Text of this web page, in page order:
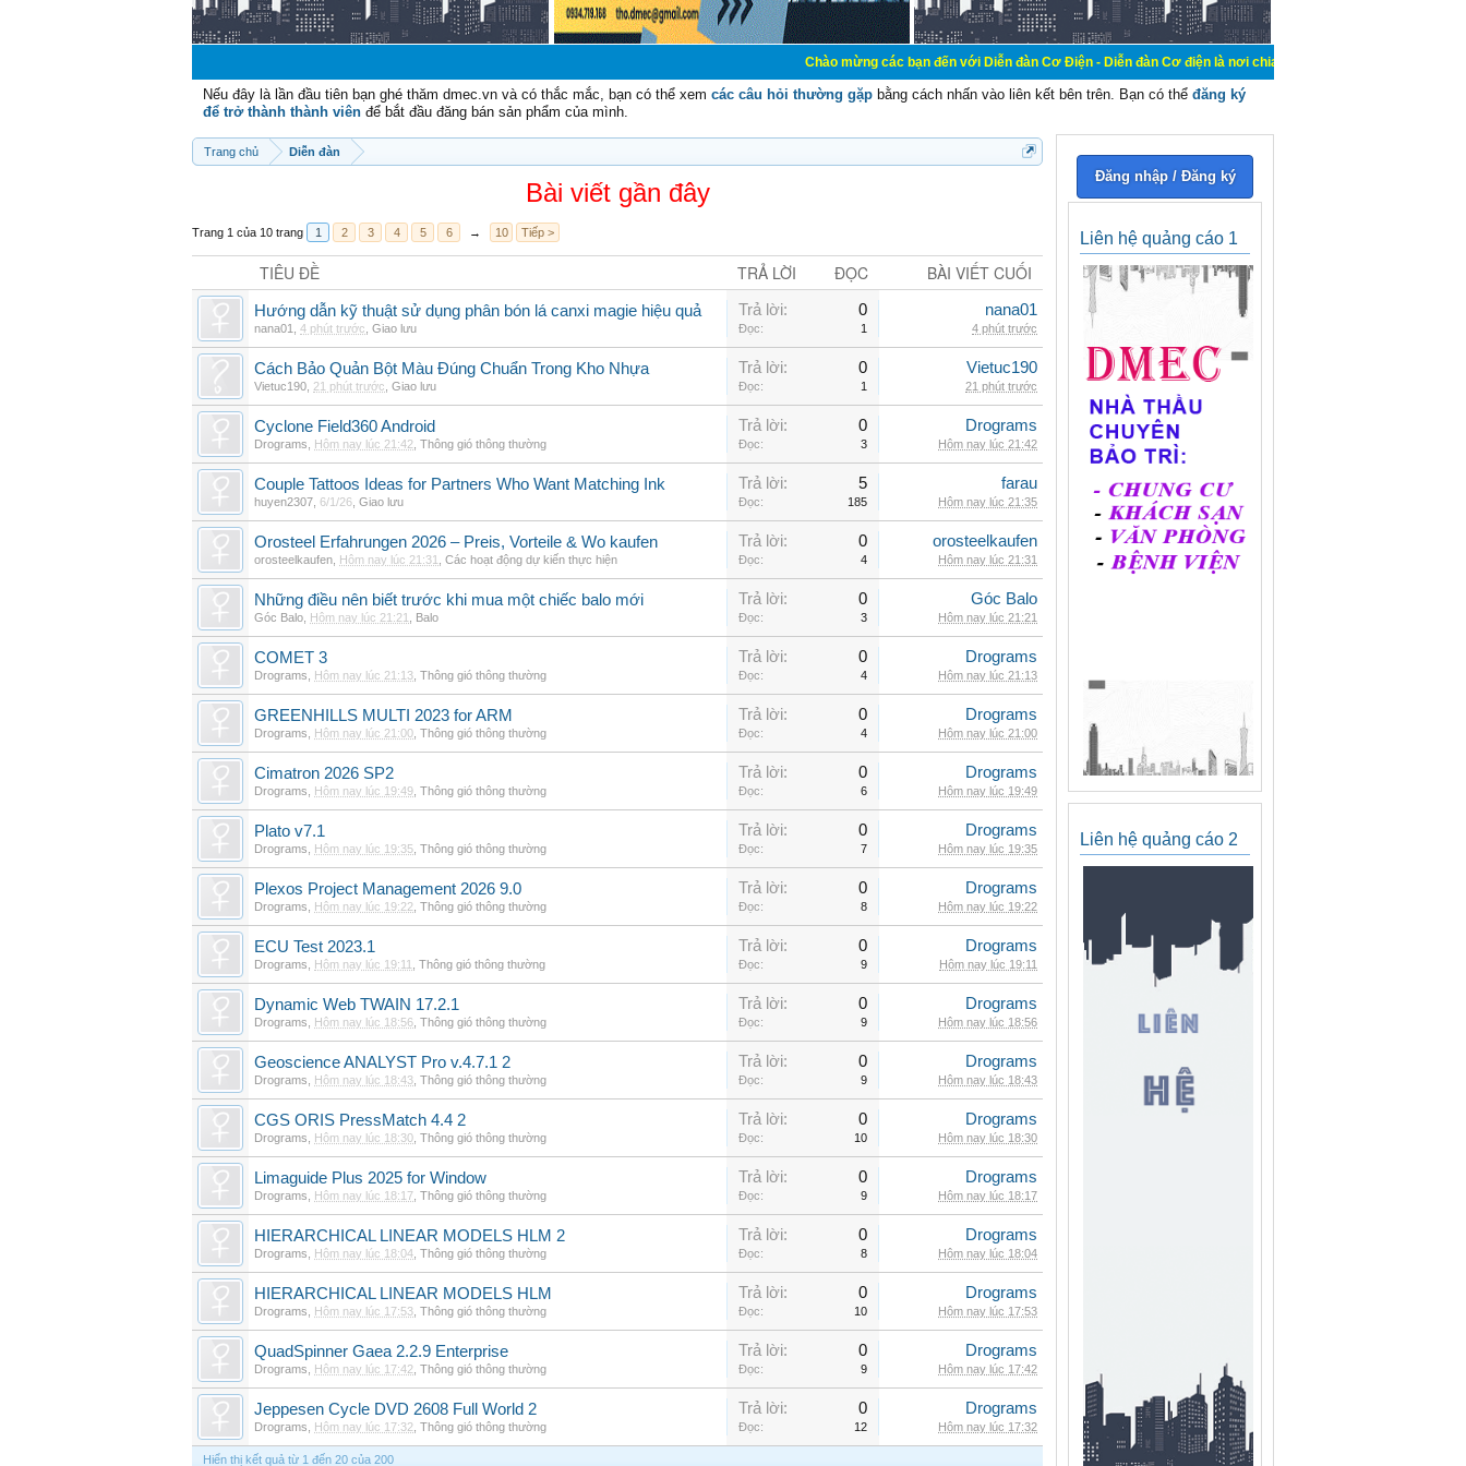
Chào mừng các bạn đến với Diễn đàn Cơ Điện - Diễn đàn Cơ điện là nơi chia sẽ kiến thức kinh nghiệm trong lãnh
Nếu đây là lần đầu tiên bạn ghé thăm dmec.vn và có thắc mắc, bạn có thể xem các câu hỏi thường gặp bằng cách nhấn vào liên kết bên trên. Bạn có thể đăng ký
để trở thành thành viên để bắt đầu đăng bán sản phẩm của mình.
Trang chủ Diễn đàn
Bài viết gần đây
Trang 1 của 10 trang 1 2 3 4 5 6 → 10 Tiếp >
TIÊU ĐỀ TRẢ LỜI ĐỌC BÀI VIẾT CUỐI
Hướng dẫn kỹ thuật sử dụng phân bón lá canxi magie hiệu quả
nana01 4 phút trước Giao lưu
Trả lời: 0
Đọc: 1
nana01
4 phút trước
Cách Bảo Quản Bột Màu Đúng Chuẩn Trong Kho Nhựa
Vietuc190 21 phút trước Giao lưu
Trả lời: 0
Đọc: 1
Vietuc190
21 phút trước
Cyclone Field360 Android
Drograms Hôm nay lúc 21:42 Thông gió thông thường
Trả lời: 0
Đọc: 3
Drograms
Hôm nay lúc 21:42
Couple Tattoos Ideas for Partners Who Want Matching Ink
huyen2307 6/1/26 Giao lưu
Trả lời: 5
Đọc: 185
farau
Hôm nay lúc 21:35
Orosteel Erfahrungen 2026 – Preis, Vorteile & Wo kaufen
orosteelkaufen Hôm nay lúc 21:31 Các hoạt động dự kiến thực hiện
Trả lời: 0
Đọc: 4
orosteelkaufen
Hôm nay lúc 21:31
Những điều nên biết trước khi mua một chiếc balo mới
Góc Balo Hôm nay lúc 21:21 Balo
Trả lời: 0
Đọc: 3
Góc Balo
Hôm nay lúc 21:21
COMET 3
Drograms Hôm nay lúc 21:13 Thông gió thông thường
Trả lời: 0
Đọc: 4
Drograms
Hôm nay lúc 21:13
GREENHILLS MULTI 2023 for ARM
Drograms Hôm nay lúc 21:00 Thông gió thông thường
Trả lời: 0
Đọc: 4
Drograms
Hôm nay lúc 21:00
Cimatron 2026 SP2
Drograms Hôm nay lúc 19:49 Thông gió thông thường
Trả lời: 0
Đọc: 6
Drograms
Hôm nay lúc 19:49
Plato v7.1
Drograms Hôm nay lúc 19:35 Thông gió thông thường
Trả lời: 0
Đọc: 7
Drograms
Hôm nay lúc 19:35
Plexos Project Management 2026 9.0
Drograms Hôm nay lúc 19:22 Thông gió thông thường
Trả lời: 0
Đọc: 8
Drograms
Hôm nay lúc 19:22
ECU Test 2023.1
Drograms Hôm nay lúc 19:11 Thông gió thông thường
Trả lời: 0
Đọc: 9
Drograms
Hôm nay lúc 19:11
Dynamic Web TWAIN 17.2.1
Drograms Hôm nay lúc 18:56 Thông gió thông thường
Trả lời: 0
Đọc: 9
Drograms
Hôm nay lúc 18:56
Geoscience ANALYST Pro v.4.7.1 2
Drograms Hôm nay lúc 18:43 Thông gió thông thường
Trả lời: 0
Đọc: 9
Drograms
Hôm nay lúc 18:43
CGS ORIS PressMatch 4.4 2
Drograms Hôm nay lúc 18:30 Thông gió thông thường
Trả lời: 0
Đọc: 10
Drograms
Hôm nay lúc 18:30
Limaguide Plus 2025 for Window
Drograms Hôm nay lúc 18:17 Thông gió thông thường
Trả lời: 0
Đọc: 9
Drograms
Hôm nay lúc 18:17
HIERARCHICAL LINEAR MODELS HLM 2
Drograms Hôm nay lúc 18:04 Thông gió thông thường
Trả lời: 0
Đọc: 8
Drograms
Hôm nay lúc 18:04
HIERARCHICAL LINEAR MODELS HLM
Drograms Hôm nay lúc 17:53 Thông gió thông thường
Trả lời: 0
Đọc: 10
Drograms
Hôm nay lúc 17:53
QuadSpinner Gaea 2.2.9 Enterprise
Drograms Hôm nay lúc 17:42 Thông gió thông thường
Trả lời: 0
Đọc: 9
Drograms
Hôm nay lúc 17:42
Jeppesen Cycle DVD 2608 Full World 2
Drograms Hôm nay lúc 17:32 Thông gió thông thường
Trả lời: 0
Đọc: 12
Drograms
Hôm nay lúc 17:32
Hiển thị kết quả từ 1 đến 20 của 200
Đăng nhập / Đăng ký
Liên hệ quảng cáo 1
Liên hệ quảng cáo 2